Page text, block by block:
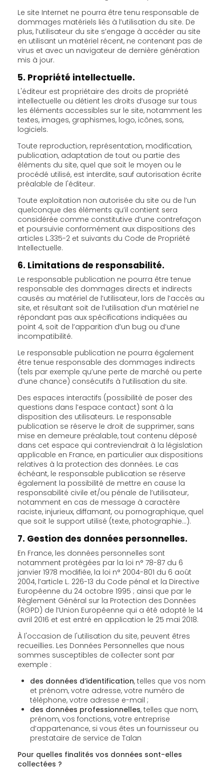
Le site Internet ne pourra être tenu responsable de
dommages matériels liés à l’utilisation du site. De
plus, l’utilisateur du site s’engage à accéder au site
en utilisant un matériel récent, ne contenant pas de
virus et avec un navigateur de dernière génération
mis à jour.
5. Propriété intellectuelle.
L'éditeur est propriétaire des droits de propriété
intellectuelle ou détient les droits d’usage sur tous
les éléments accessibles sur le site, notamment les
textes, images, graphismes, logo, icônes, sons,
logiciels.
Toute reproduction, représentation, modification,
publication, adaptation de tout ou partie des
éléments du site, quel que soit le moyen ou le
procédé utilisé, est interdite, sauf autorisation écrite
préalable de l'éditeur.
Toute exploitation non autorisée du site ou de l’un
quelconque des éléments qu’il contient sera
considérée comme constitutive d’une contrefaçon
et poursuivie conformément aux dispositions des
articles L.335-2 et suivants du Code de Propriété
Intellectuelle.
6. Limitations de responsabilité.
Le responsable publication ne pourra être tenue
responsable des dommages directs et indirects
causés au matériel de l’utilisateur, lors de l’accès au
site, et résultant soit de l’utilisation d’un matériel ne
répondant pas aux spécifications indiquées au
point 4, soit de l’apparition d’un bug ou d’une
incompatibilité.
Le responsable publication ne pourra également
être tenue responsable des dommages indirects
(tels par exemple qu’une perte de marché ou perte
d’une chance) consécutifs à l’utilisation du site.
Des espaces interactifs (possibilité de poser des
questions dans l’espace contact) sont à la
disposition des utilisateurs. Le responsable
publication se réserve le droit de supprimer, sans
mise en demeure préalable, tout contenu déposé
dans cet espace qui contreviendrait à la législation
applicable en France, en particulier aux dispositions
relatives à la protection des données. Le cas
échéant, le responsable publication se réserve
également la possibilité de mettre en cause la
responsabilité civile et/ou pénale de l’utilisateur,
notamment en cas de message à caractère
raciste, injurieux, diffamant, ou pornographique, quel
que soit le support utilisé (texte, photographie…).
7. Gestion des données personnelles.
En France, les données personnelles sont
notamment protégées par la loi n° 78-87 du 6
janvier 1978 modifiée, la loi n° 2004-801 du 6 août
2004, l’article L. 226-13 du Code pénal et la Directive
Européenne du 24 octobre 1995 ; ainsi que par le
Règlement Général sur la Protection des Données
(RGPD) de l’Union Européenne qui a été adopté le 14
avril 2016 et est entré en application le 25 mai 2018.
À l'occasion de l'utilisation du site, peuvent êtres
recueillies. Les Données Personnelles que nous
sommes susceptibles de collecter sont par
exemple :
des données d’identification, telles que vos nom
et prénom, votre adresse, votre numéro de
téléphone, votre adresse e-mail ;
des données professionnelles, telles que nom,
prénom, vos fonctions, votre entreprise
d’appartenance, si vous êtes un fournisseur ou
prestataire de service de Talan
Pour quelles finalités vos données sont-elles
collectées ?